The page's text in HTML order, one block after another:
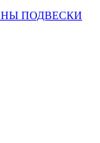
ПОДВЕСКИ